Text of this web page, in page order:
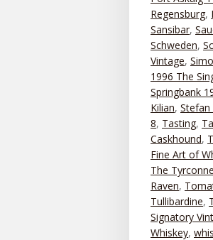
Regensburg,
Sansibar,
Schweden,
Vintage,
1996 The
Springbank
Kilian, Stefan
8, Tasting,
Caskhound,
Fine Art of
The
Raven,
Tullibardine,
Signatory
Whiskey,